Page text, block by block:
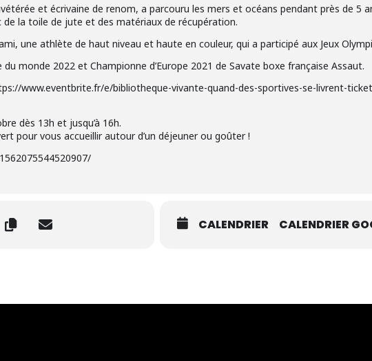
et écrivaine de renom, a parcouru les mers et océans pendant près de 5
de la toile de jute et des matériaux de récupération.
une athlète de haut niveau et haute en couleur, qui a participé aux Jeux
monde 2022 et Championne d’Europe 2021 de Savate boxe française Assaut.
www.eventbrite.fr/e/bibliotheque-vivante-quand-des-sportives-se-livrent-
dès 13h et jusqu’à 16h.
pour vous accueillir autour d’un déjeuner ou goûter !
CALENDRIER CALENDRIER